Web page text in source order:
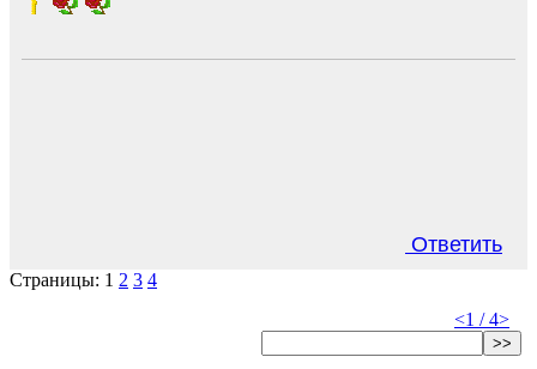
Ответить
Страницы: 1 2 3 4
<1 / 4>
>>